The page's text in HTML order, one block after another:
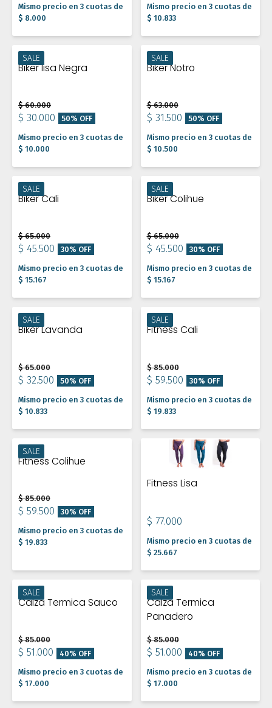
Mismo precio en 3 cuotas de
$ 8.000
Mismo precio en 3 cuotas de
$ 10.833
SALE
Biker lisa Negra
$ 60.000
$ 30.000 50% OFF
Mismo precio en 3 cuotas de
$ 10.000
SALE
Biker Notro
$ 63.000
$ 31.500 50% OFF
Mismo precio en 3 cuotas de
$ 10.500
SALE
Biker Cali
$ 65.000
$ 45.500 30% OFF
Mismo precio en 3 cuotas de
$ 15.167
SALE
Biker Colihue
$ 65.000
$ 45.500 30% OFF
Mismo precio en 3 cuotas de
$ 15.167
SALE
Biker Lavanda
$ 65.000
$ 32.500 50% OFF
Mismo precio en 3 cuotas de
$ 10.833
SALE
Fitness Cali
$ 85.000
$ 59.500 30% OFF
Mismo precio en 3 cuotas de
$ 19.833
SALE
Fitness Colihue
$ 85.000
$ 59.500 30% OFF
Mismo precio en 3 cuotas de
$ 19.833
Fitness Lisa
$ 77.000
Mismo precio en 3 cuotas de
$ 25.667
SALE
Calza Termica Sauco
$ 85.000
$ 51.000 40% OFF
Mismo precio en 3 cuotas de
$ 17.000
SALE
Calza Termica
Panadero
$ 85.000
$ 51.000 40% OFF
Mismo precio en 3 cuotas de
$ 17.000